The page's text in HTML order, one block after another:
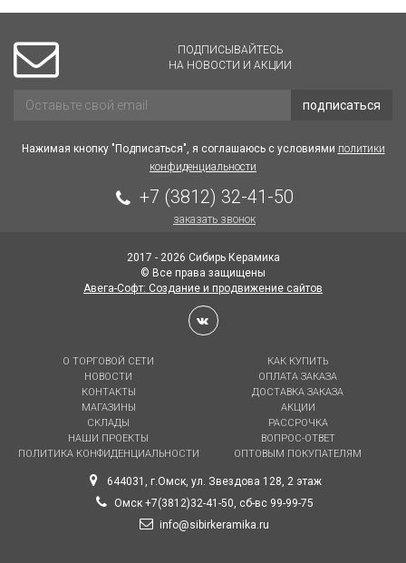
ПОДПИСЫВАЙТЕСЬ
НА НОВОСТИ И АКЦИИ
подписаться
Нажимая кнопку "Подписаться", я соглашаюсь с условиями политики
конфиденциальности
+7 (3812) 32-41-50
заказать звонок
2017 - 2026 Сибирь Керамика
© Все права защищены
Авега-Софт: Создание и продвижение сайтов
О ТОРГОВОЙ СЕТИ
НОВОСТИ
КОНТАКТЫ
МАГАЗИНЫ
СКЛАДЫ
НАШИ ПРОЕКТЫ
ПОЛИТИКА КОНФИДЕНЦИАЛЬНОСТИ
КАК КУПИТЬ
ОПЛАТА ЗАКАЗА
ДОСТАВКА ЗАКАЗА
АКЦИИ
РАССРОЧКА
ВОПРОС-ОТВЕТ
ОПТОВЫМ ПОКУПАТЕЛЯМ
644031, г.Омск, ул. Звездова 128, 2 этаж
Омск +7(3812)32-41-50, сб-вс 99-99-75
info@sibirkeramika.ru